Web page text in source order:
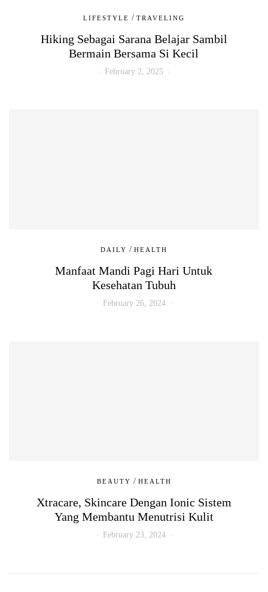
LIFESTYLE / TRAVELING
Hiking Sebagai Sarana Belajar Sambil
Bermain Bersama Si Kecil
February 2, 2025
DAILY / HEALTH
Manfaat Mandi Pagi Hari Untuk
Kesehatan Tubuh
February 26, 2024
BEAUTY / HEALTH
Xtracare, Skincare Dengan Ionic Sistem
Yang Membantu Menutrisi Kulit
February 23, 2024